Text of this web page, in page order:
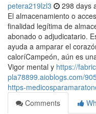
petera219lzl3 298 days
El almacenamiento o
finalidad legítima de
abonado o adjudicatario.
ayuda a amparar el
caloríCampeón, aún es
Vigor mental y https://
pla78899.aioblogs.com/
https-
Comments